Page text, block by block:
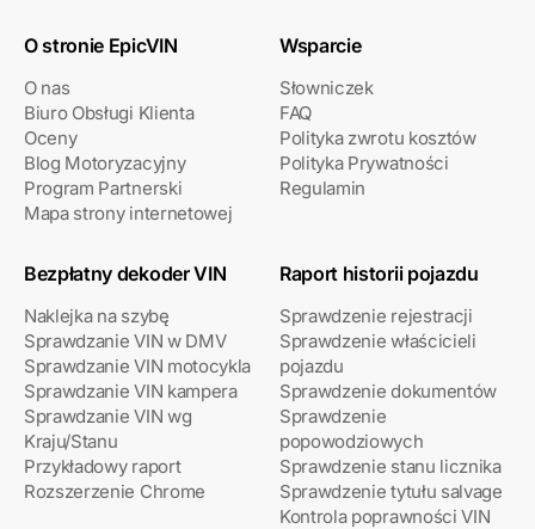
O stronie EpicVIN
O nas
Biuro Obsługi Klienta
Oceny
Blog Motoryzacyjny
Program Partnerski
Mapa strony internetowej
Wsparcie
Słowniczek
FAQ
Polityka zwrotu kosztów
Polityka Prywatności
Regulamin
Bezpłatny dekoder VIN
Naklejka na szybę
Sprawdzanie VIN w DMV
Sprawdzanie VIN motocykla
Sprawdzanie VIN kampera
Sprawdzanie VIN wg
Kraju/Stanu
Przykładowy raport
Rozszerzenie Chrome
Raport historii pojazdu
Sprawdzenie rejestracji
Sprawdzenie właścicieli
pojazdu
Sprawdzenie dokumentów
Sprawdzenie
popowodziowych
Sprawdzenie stanu licznika
Sprawdzenie tytułu salvage
Kontrola poprawności VIN